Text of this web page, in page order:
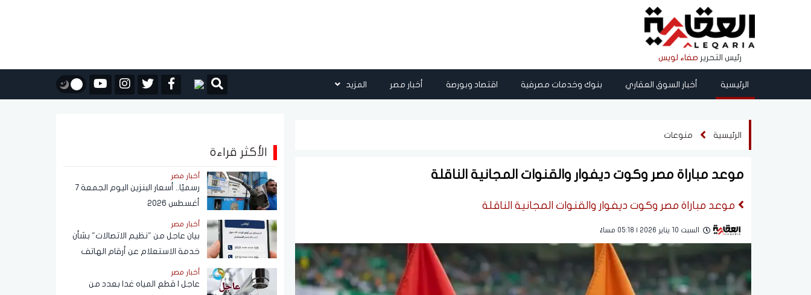
رئيس التحرير صفاء لويس
الرئيسية أخبار السوق العقاري بنوك وخدمات مصرفية اقتصاد وبورصة أخبار مصر المزيد
الرئيسية منوعات
موعد مباراة مصر وكوت ديفوار والقنوات المجانية الناقلة
موعد مباراة مصر وكوت ديفوار والقنوات المجانية الناقلة
السبت 10 يناير 2026 | 05:18 مساءً
الأكثر قراءة
أخبار مصر
رسميًا.. أسعار البنزين اليوم الجمعة 7
أغسطس 2026
أخبار مصر
بيان عاجل من "نظيم الاتصالات" بشأن
خدمة الاستعلام عن أرقام الهاتف
المحمول المسجلة باسم المستخدم
عبر تطبيق My NTRA
أخبار مصر
عاجل | قطع المياه غدا بعدد من